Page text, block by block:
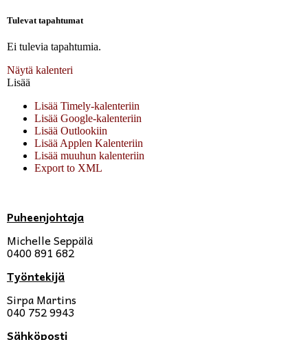
Tulevat tapahtumat
Ei tulevia tapahtumia.
Näytä kalenteri
Lisää
Lisää Timely-kalenteriin
Lisää Google-kalenteriin
Lisää Outlookiin
Lisää Applen Kalenteriin
Lisää muuhun kalenteriin
Export to XML
Puheenjohtaja
Michelle Seppälä
0400 891 682
Työntekijä
Sirpa Martins
040 752 9943
Sähköposti